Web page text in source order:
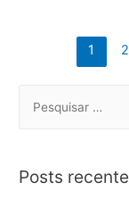
Paginação
posts
1 2
rPosts